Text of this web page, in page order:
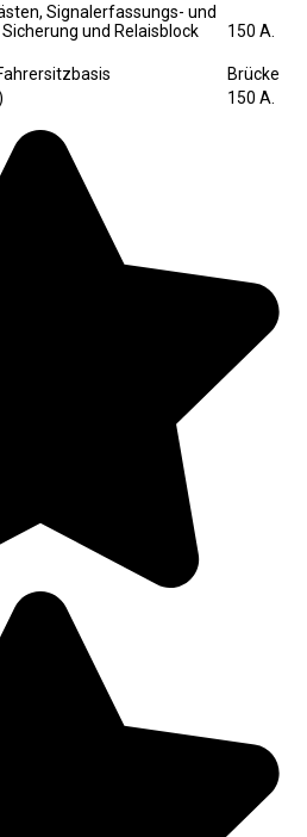
Signalerfassungs- und
und Relaisblock
150 A.
Brücke
150 A.